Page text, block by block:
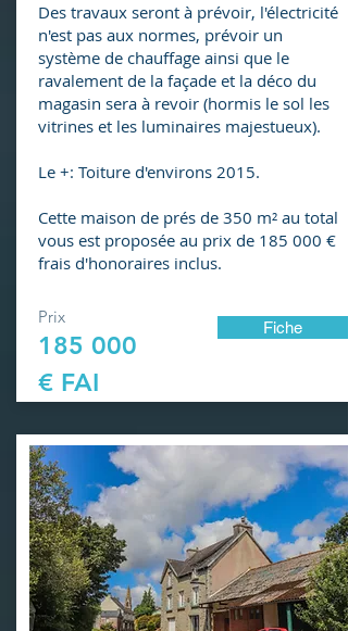
Des travaux seront à prévoir, l'électricité
n'est pas aux normes, prévoir un
système de chauffage ainsi que le
ravalement de la façade et la déco du
magasin sera à revoir (hormis le sol les
vitrines et les luminaires majestueux).
Le +: Toiture d'environs 2015.
Cette maison de prés de 350 m² au total
vous est proposée au prix de 185 000 €
frais d'honoraires inclus.​
Prix
185 000
€ FAI
Fiche